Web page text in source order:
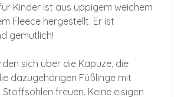
Kinder ist aus üppigem weichem
Fleece hergestellt. Er ist
gemütlich!
sich über die Kapuze, die
dazugehörigen Füßlinge mit
freuen. Keine eisigen